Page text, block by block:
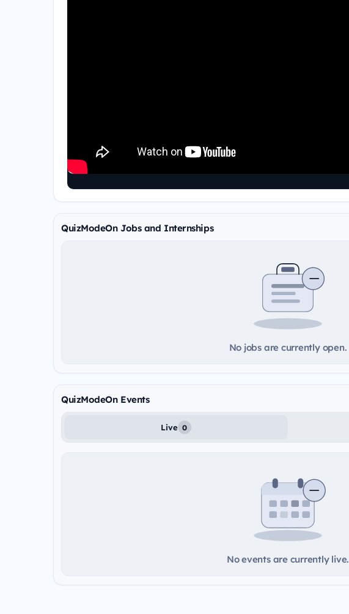
QuizModeOn Jobs and Internships
No jobs are currently open.
QuizModeOn Events
Live 0
No events are currently live.